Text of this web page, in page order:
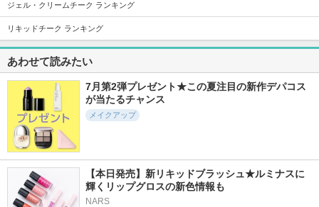
5.3
4613件
フルーティーグラム
6.0
345件
ィント
Coralhaze オペラ
ジェル・クリームチーク ランキング
リキッドチーク ランキング
あわせて読みたい
7月第2弾プレゼント★この夏注目の新作デパコス
が当たるチャンス
メイクアップ
【本日発売】新リキッドブラッシュ★ルミナスに
輝くリップグロスの新色情報も
NARS